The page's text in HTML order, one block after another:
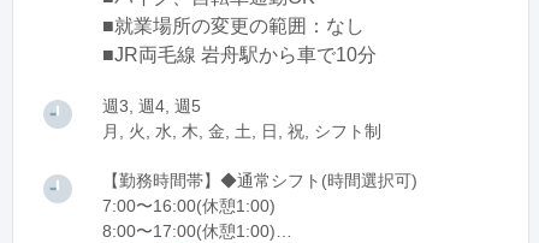
■就業場所の変更の範囲：なし
■JR両毛線 岩舟駅から車で10分
週3, 週4, 週5
月, 火, 水, 木, 金, 土, 日, 祝, シフト制
【勤務時間帯】◆通常シフト(時間選択可)
7:00〜16:00(休憩1:00)
8:00〜17:00(休憩1:00)